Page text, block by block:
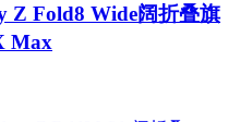
Z Fold8 Wide阔折叠旗
Max